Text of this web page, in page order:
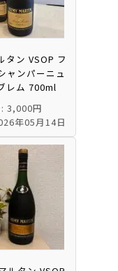
タン VSOP フ
ャンパーニュ
レム 700ml
3,000円
年05月14日